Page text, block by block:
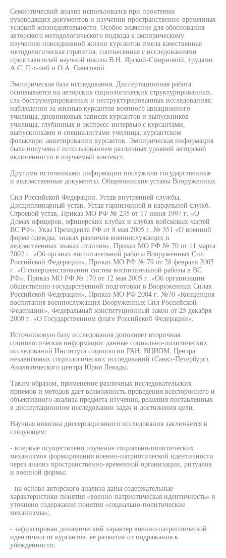
Семиотический анализ использовался при прочтении
руководящих документов и изучении пространственно-временных
условий жизнедеятельности. Особое значение для обоснования
авторского методологического подхода к эмпирическому
изучению повседневной жизни курсантов имела качественная
методологическая стратегия, соотнесенная с исследованиями
представителей научной школы В.Н. Ярской-Смирновой, трудами
A.C. Гот-либ и O.A. Ожеговой.
Эмпирическая база исследования. Диссертационная работа
основывается на авторских социологических структурированных,
сла-боструюурированных и неструктурированных исследованиях:
наблюдении за жизнью курсантов военного авиационного
училища; дневниковых записях курсантов и выпускников
училища; глубинных и экспресс-интервью с курсантами,
выпускниками и специалистами училища; курсантском
фольклоре; анкетировании курсантов. Эмпирическая информация
была получена с использованием различных уровней авторской
включенности в изучаемый контекст.
Другими источниками информации послужили государственные
и ведомственные документы: Общевоинские уставы Вооруженных
Сил Российской Федерации, Устав внутренней службы,
Дисциплинарный устав, Устав гарнизонной и караульной служб,
Строевой устав, Приказ МО РФ № 235 от 17 июня 1997 г. «О
Домах офицеров, офицерских клубах и клубах войсковых частей
ВС РФ», Указ Президента РФ от 8 мая 2005 г. № 351 «О военной
форме одежды, знаках различия военнослужащих и
ведомственных знаках отличия», Приказ МО РФ № 70 от 11 марта
2002 г. «Об органах воспитательной работы Вооруженных Сил
Российской Федерации», Приказ МО РФ № 79 от 28 февраля 2005
г. «О совершенствовании систем воспитательной работы в ВС
РФ», Приказ МО РФ № 170 от 12 мая 2005 г. «Об организации
общественно-государственной подготовки в Вооруженных Силах
Российской Федерации», Приказ МО РФ 2004 г. №70 «Концепция
воспитания военнослужащих Вооруженных Сил Российской
Федерации», Федеральный конституционный закон от 25 декабря
2000 г. «О Государственном флаге Российской Федерации».
Источниковую базу исследования дополняет вторичная
социологическая информация: данные социально-политических
исследований Института социологии РАН, ВЦИОМ, Центра
независимых социологических исследований (Санкт-Петербург),
Аналитического центра Юрия Левады.
Таким образом, применение различных исследовательских
приемов и методов дает возможность проведения всестороннего и
объективного анализа предмета изучения, решения поставленных
в диссертационном исследовании задач и достижения цели.
Научная новизна диссертационного исследования заключается в
следующем:
- впервые осуществлено изучение социально-политических
механизмов формирования военно-патриотической идентичности
через анализ пространственно-временной организации, ритуалов
и военной формы;
- на основе авторского анализа даны содержательные
характеристики понятия «военно-патриотическая идентичность» и
уточнено содержание понятия «социально-политические
механизмы»;
- зафиксирован динамический характер военно-патриотической
идентичности курсантов, ее развитие от подражания к
убежденности;